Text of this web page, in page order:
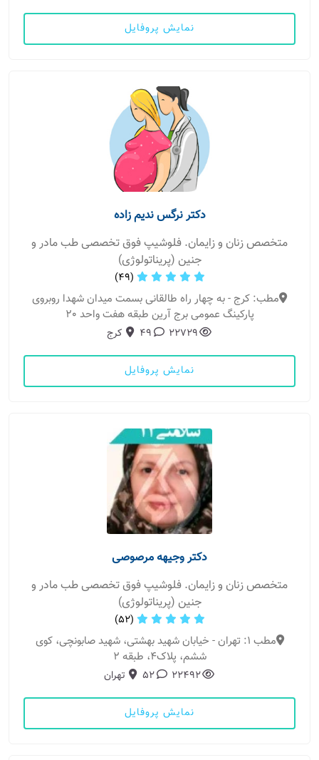
نمایش پروفایل
دکتر نرگس ندیم زاده
متخصص زنان و زایمان. فلوشیپ فوق تخصصی طب مادر و
جنین (پریناتولوژی)
(49)
مطب: کرج - به چهار راه طالقانی بسمت میدان شهدا روبروی
پارکینگ عمومی برج آرین طبقه هفت واحد 20
22729
49 کرج
نمایش پروفایل
دکتر وجیهه مرصوصی
متخصص زنان و زایمان. فلوشیپ فوق تخصصی طب مادر و
جنین (پریناتولوژی)
(52)
مطب 1: تهران - خیابان شهید بهشتی، شهید صابونچی، کوی
ششم، پلاک4، طبقه 2
22492
52 تهران
نمایش پروفایل